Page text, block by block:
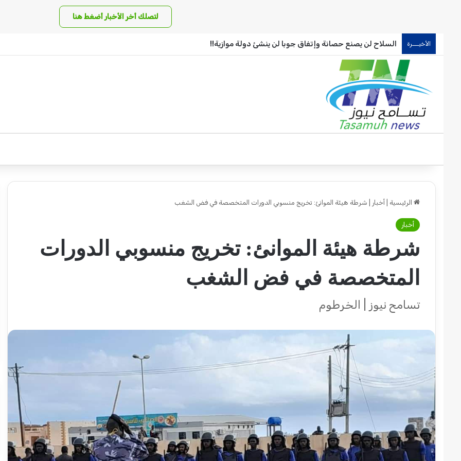
لتصلك أخر الأخبار أضغط هنا
الأخيـــرة السلاح لن يصنع حصانة وإتفاق جوبا لن ينشئ دولة موازية!!
الرئيسية أخبار شرطة هيئة الموانئ: تخريج منسوبي الدورات المتخصصة في فض الشغب
أخبار
شرطة هيئة الموانئ: تخريج منسوبي الدورات
المتخصصة في فض الشغب
تسامح نيوز | الخرطوم